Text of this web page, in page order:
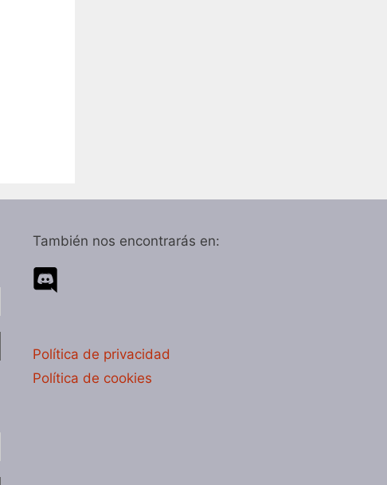
También nos encontrarás en:
Política de privacidad
Política de cookies